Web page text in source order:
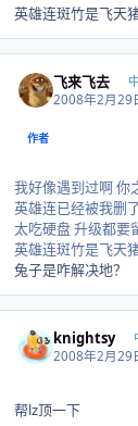
英雄连斑竹是飞天
飞来飞去
2008年2月29
作者
我好像遇到过啊 你
英雄连已经被我删
太吃硬盘 升级都要
英雄连斑竹是飞天
兔子是咋解决地？
knightsy
2008年2月29
帮lz顶一下